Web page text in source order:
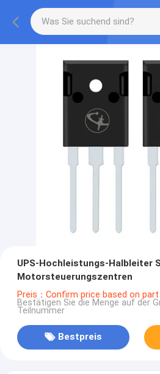
UPS-Hochleistungs-Halbleiter
Motorsteuerungszentren
Preis：Confirm price based on
Bestätigen Sie die Menge auf der
Teilnummer
Bestpreis